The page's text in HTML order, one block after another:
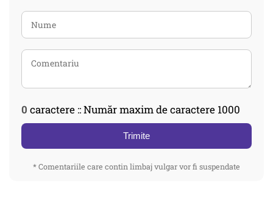
0 caractere :: Număr maxim de caractere 1000
Trimite
* Comentariile care contin limbaj vulgar vor fi suspendate